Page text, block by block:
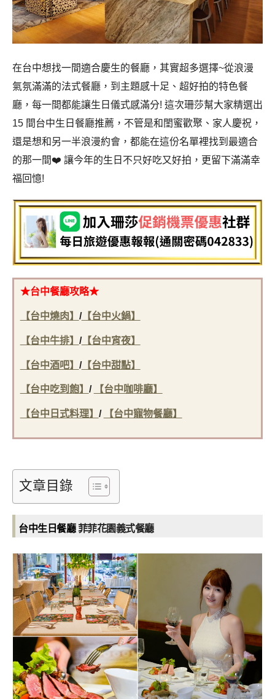
在台中想找一間適合慶生的餐廳，其實超多選擇~從浪漫
氣氛滿滿的法式餐廳，到主題感十足、超好拍的特色餐
廳，每一間都能讓生日儀式感滿分! 這次珊莎幫大家精選出
15 間台中生日餐廳推薦，不管是和閨蜜歡聚、家人慶祝，
還是想和另一半浪漫約會，都能在這份名單裡找到最適合
的那一間❤️ 讓今年的生日不只好吃又好拍，更留下滿滿幸
福回憶!
★台中餐廳攻略★
【台中燒肉】 /【台中火鍋】
【台中牛排】 /【台中宵夜】
【台中酒吧】 /【台中甜點】
【台中吃到飽】 / 【台中咖啡廳】
【台中日式料理】 / 【台中寵物餐廳】
文章目錄
台中生日餐廳 菲菲花園義式餐廳